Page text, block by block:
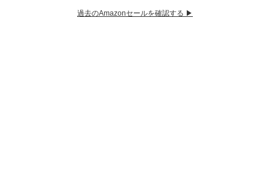
過去のAmazonセールを確認する ▶︎